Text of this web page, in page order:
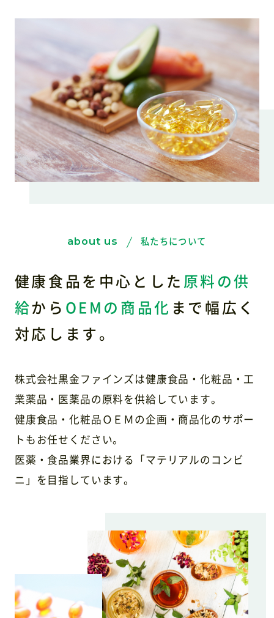
about us 私たちについて
健康食品を中心とした原料の供
給から OEMの商品化 まで幅広く
対応します。
株式会社黒金ファインズは健康食品・化粧品・工
業薬品・医薬品の原料を供給しています。
健康食品・化粧品ＯＥＭの企画・商品化のサポー
トもお任せください。
医薬・食品業界における「マテリアルのコンビ
ニ」を目指しています。